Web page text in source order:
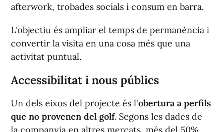
afterwork, trobades socials i consum en barra.
L'objectiu és ampliar el temps de permanència i
convertir la visita en una cosa més que una
activitat puntual.
Accessibilitat i nous públics
Un dels eixos del projecte és l'obertura a perfils
que no provenen del golf. Segons les dades de